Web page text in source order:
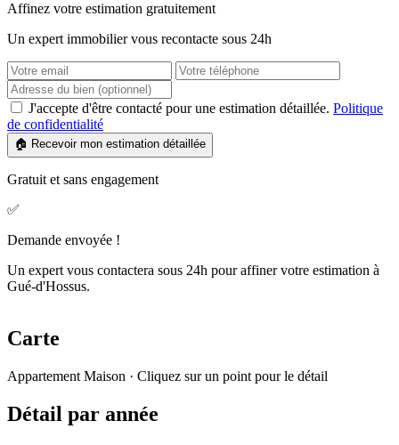
Affinez votre estimation gratuitement
Un expert immobilier vous recontacte sous 24h
J'accepte d'être contacté pour une estimation détaillée. Politique
de confidentialité
🏠 Recevoir mon estimation détaillée
Gratuit et sans engagement
✅
Demande envoyée !
Un expert vous contactera sous 24h pour affiner votre estimation à
Gué-d'Hossus.
Carte
−
Appartement Maison · Cliquez sur un point pour le détail
Détail par année